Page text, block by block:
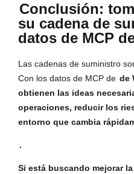
Conclusión:
su cadena de
datos de MCP
Las cadenas de suministro
Con los datos de MCP de de
obtienen las ideas
operaciones, reducir los
entorno que cambia
.
Si está buscando mejorar